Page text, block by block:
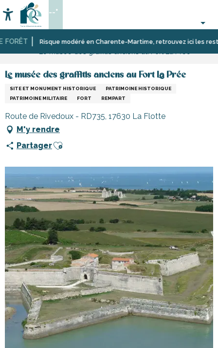
au
contenu
principal
Risque modéré en Charente-Martime, retrouvez ici les
Accessibilité
Recherche
--°
Accueil
Activités,
et
découverte
Sites
patrimoine,
culture
Musées
Le musée des graffitis anciens au Fort La Prée
SITE ET MONUMENT HISTORIQUE
PATRIMOINE HISTORIQUE
PATRIMOINE MILITAIRE
FORT REMPART
Route de Rivedoux - RD735, 17630 La Flotte
M'y rendre
PartagerAjouter aux favoris